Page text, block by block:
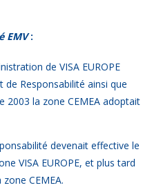
EMV:
de VISA EUROPE
Responsabilité ainsi que
2003 la zone CEMEA adoptait
devenait effective le
VISA EUROPE, et plus tard
CEMEA.